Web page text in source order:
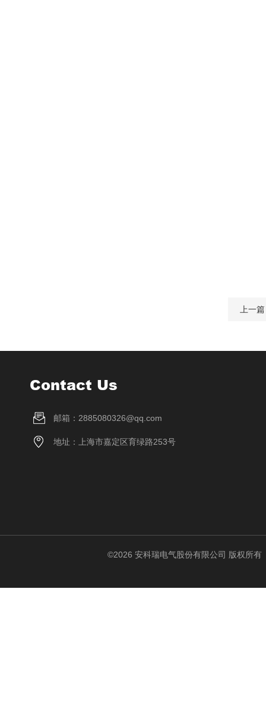
上一
Contact Us
邮箱：2885080326@qq.com
地址：上海市嘉定区育绿路253号
©2026 安科瑞电气股份有限公司 版权所